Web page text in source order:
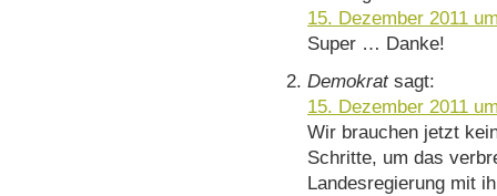
15. Dezember 2011
Super … Danke!
Demokrat sagt:
15. Dezember 2011
Wir brauchen jetzt
Schritte, um das
Landesregierung mit